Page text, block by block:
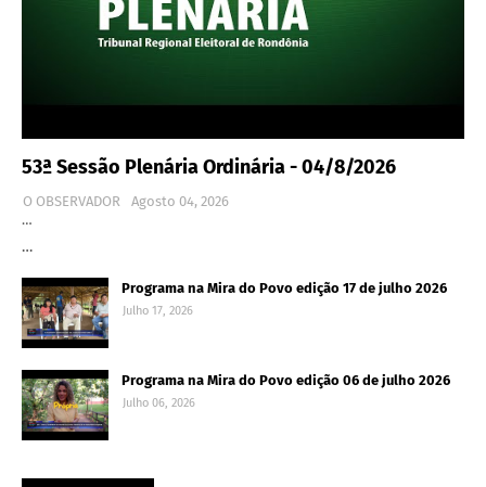
53ª Sessão Plenária Ordinária - 04/8/2026
O OBSERVADOR
Agosto 04, 2026
…
…
Programa na Mira do Povo edição 17 de julho 2026
Julho 17, 2026
Programa na Mira do Povo edição 06 de julho 2026
Julho 06, 2026